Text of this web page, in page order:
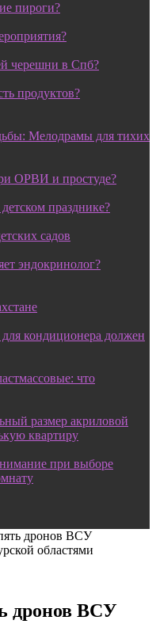
пироги?
черешни в Спб?
продуктов?
Мелодрамы для тихих
ОРВИ и простуде?
празднике?
садов
эндокринолог?
кондиционера должен
что
размер акриловой
квартиру
при выборе
дронов ВСУ
областями
дронов ВСУ